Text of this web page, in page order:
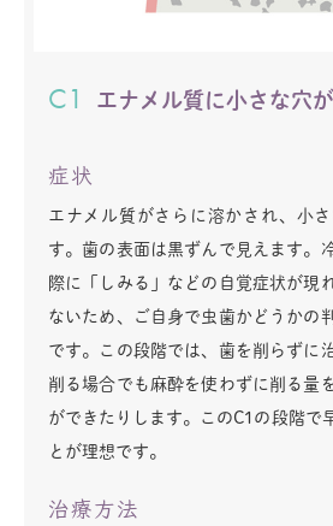
C1 エナメル質に小さな穴
症状
エナメル質がさらに溶かされ、小
す。歯の表面は黒ずんで見えます。
際に「しみる」などの自覚症状が現
ないため、ご自身で虫歯かどうかの
です。この段階では、歯を削らずに
削る場合でも麻酔を使わずに削る量
ができたりします。このC1の段階で
とが理想です。
治療方法